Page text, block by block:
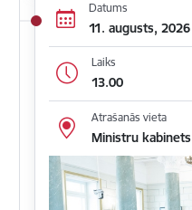
Datums
11. augusts, 2026
Laiks
13.00
Atrašanās vieta
Ministru kabinets